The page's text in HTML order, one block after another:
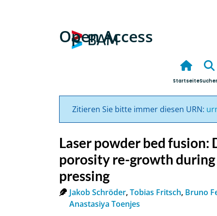
Open Access
Startseite
Zitieren Sie bitte immer diesen URN:
Laser powder bed
porosity re-growth
pressing
Jakob Schröder,Tobias Fritsch, Bruno
Anastasiya Toenjes